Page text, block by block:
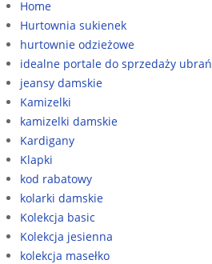
Home
Hurtownia sukienek
hurtownie odzieżowe
idealne portale do sprzedaży ubrań
jeansy damskie
Kamizelki
kamizelki damskie
Kardigany
Klapki
kod rabatowy
kolarki damskie
Kolekcja basic
Kolekcja jesienna
kolekcja masełko